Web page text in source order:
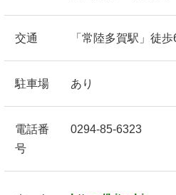
交通 「常陸多賀駅」徒歩
駐車場 あり
電話番
号
0294-85-6323